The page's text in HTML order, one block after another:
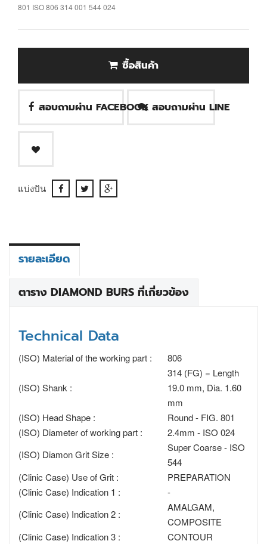
801 ISO 806 314 001 544 024
ซื้อสินค้า
สอบถามผ่าน FACEBOOK สอบถามผ่าน LINE
แบ่งปัน
รายละเอียด
ตาราง DIAMOND BURS ที่เกี่ยวข้อง
Technical Data
(ISO) Material of the working part : 806
(ISO) Shank :
314 (FG) = Length
19.0 mm, Dia. 1.60
mm
(ISO) Head Shape :
Round - FIG. 801
(ISO) Diameter of working part :
2.4mm - ISO 024
(ISO) Diamon Grit Size :
Super Coarse - ISO
544
(Clinic Case) Use of Grit :
PREPARATION
(Clinic Case) Indication 1 :
-
(Clinic Case) Indication 2 :
AMALGAM,
COMPOSITE
(Clinic Case) Indication 3 :
CONTOUR